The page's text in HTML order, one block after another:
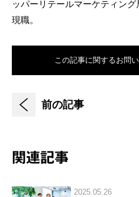
ッパーリテールマーケティン
現職。
この記事に関するお問
前の記事
関連記事
2025.05.26